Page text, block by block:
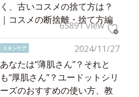
く、古いコスメの捨て方は？
｜コスメの断捨離・捨て方編
65891 view
2024/11/27
スキンケア
あなたは“薄肌さん”？それと
も“厚肌さん”？ユードットシリ
ーズのおすすめの使い方、教